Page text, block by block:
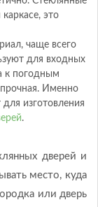
это
чаще всего
для входных
к погодным
Именно
изготовления
.
дверей и
место, куда
или дверь